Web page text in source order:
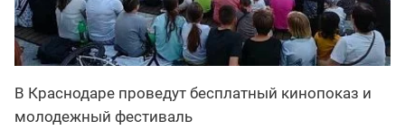
В Краснодаре проведут бесплатный кинопоказ и
молодежный фестиваль